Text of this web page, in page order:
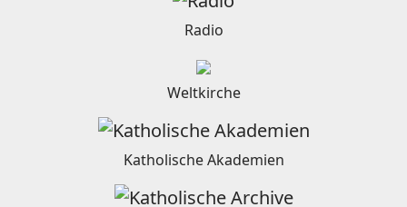
Radio
Weltkirche
Katholische Akademien